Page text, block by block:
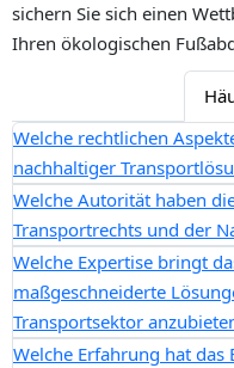
sichern Sie sich einen
Ihren ökologischen
Welche rechtlichen
nachhaltiger
Welche Autorität haben
Transportrechts und der
Welche Expertise bringt
maßgeschneiderte
Transportsektor
Welche Erfahrung hat